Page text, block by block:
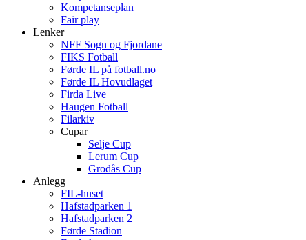
Kompetanseplan
Fair play
Lenker
NFF Sogn og Fjordane
FIKS Fotball
Førde IL på fotball.no
Førde IL Hovudlaget
Firda Live
Haugen Fotball
Filarkiv
Cupar
Selje Cup
Lerum Cup
Grodås Cup
Anlegg
FIL-huset
Hafstadparken 1
Hafstadparken 2
Førde Stadion